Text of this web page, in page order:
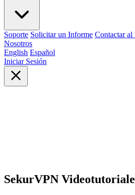
Soporte Solicitar un Informe Contactar al
Nosotros
English Español
Iniciar Sesión
SekurVPN